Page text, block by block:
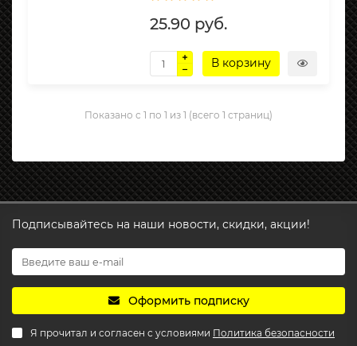
25.90 руб.
В корзину
Показано с 1 по 1 из 1 (всего 1 страниц)
Подписывайтесь на наши новости, скидки, акции!
Оформить подписку
Я прочитал и согласен с условиями Политика безопасности